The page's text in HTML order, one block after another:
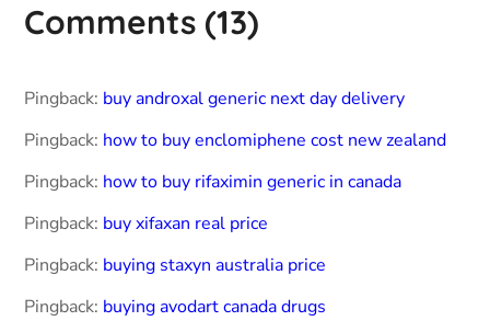
Comments (13)
Pingback: buy androxal generic next day delivery
Pingback: how to buy enclomiphene cost new zealand
Pingback: how to buy rifaximin generic in canada
Pingback: buy xifaxan real price
Pingback: buying staxyn australia price
Pingback: buying avodart canada drugs